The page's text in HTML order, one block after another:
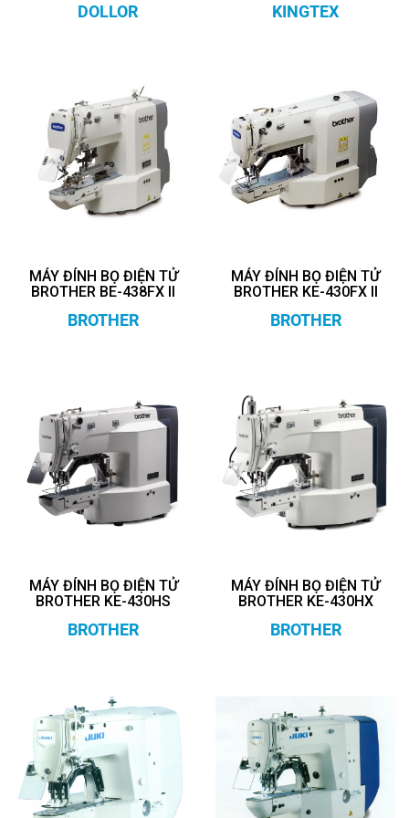
DOLLOR KINGTEX
MÁY ĐÍNH BỌ ĐIỆN TỬ
BROTHER BE-438FX II
BROTHER
MÁY ĐÍNH BỌ ĐIỆN TỬ
BROTHER KE-430FX II
BROTHER
MÁY ĐÍNH BỌ ĐIỆN TỬ
BROTHER KE-430HS
BROTHER
MÁY ĐÍNH BỌ ĐIỆN TỬ
BROTHER KE-430HX
BROTHER